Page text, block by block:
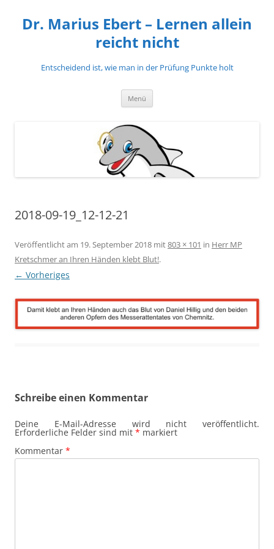
springen
Dr. Marius Ebert – Lernen allein
reicht nicht
Entscheidend ist, wie man in der Prüfung Punkte holt
Menü
2018-09-19_12-12-21
Veröffentlicht am 19. September 2018 mit803 × 101 in Herr MP
Kretschmer an Ihren Händen klebt Blut!.
← Vorheriges
Schreibe einen Kommentar
Deine E-Mail-Adresse wird nicht veröffentlicht.
Erforderliche Felder sind mit * markiert
Kommentar *